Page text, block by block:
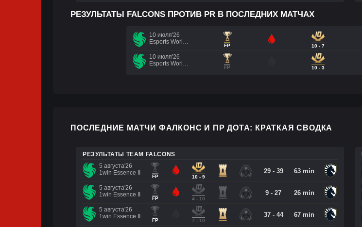
РЕЗУЛЬТАТЫ FALCONS ПРОТИВ PR В ПОСЛЕДНИХ МАТЧАХ
10 июля'26
FP 10 - 7
10 июля'26
FP 10 - 3
ПОСЛЕДНИЕ МАТЧИ ФАЛКОНС И ПР ДОТА: КРАТКАЯ СВОДКА
РЕЗУЛЬТАТЫ TEAM FALCONS
5 августа'26
1win Essence II
FP 10 - 9
29 - 39 63 min
5 августа'26
1win Essence II
FP 4 - 10
9 - 27 26 min
5 августа'26
1win Essence II
FP 7 - 10
37 - 44 67 min